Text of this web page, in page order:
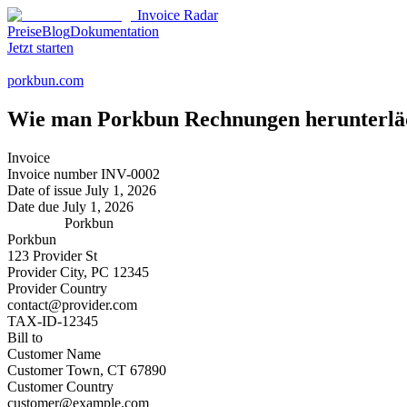
Invoice Radar
PreiseBlogDokumentation
Jetzt starten
porkbun.com
Wie man Porkbun Rechnungen
Invoice
Invoice numberINV-0002
Date of issue July 1, 2026
Date due July 1, 2026
Porkbun
Porkbun
123 Provider St
Provider City, PC 12345
Provider Country
contact@provider.com
TAX-ID-12345
Bill to
Customer Name
Customer Town, CT 67890
Customer Country
customer@example.com